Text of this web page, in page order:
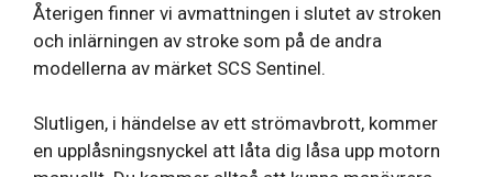
Återigen finner vi avmattningen i slutet av stroken
och inlärningen av stroke som på de andra
modellerna av märket SCS Sentinel.
Slutligen, i händelse av ett strömavbrott, kommer
en upplåsningsnyckel att låta dig låsa upp motorn